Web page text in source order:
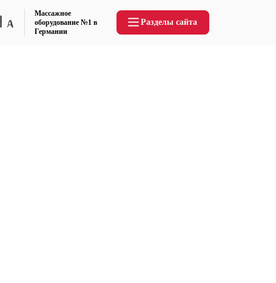
Массажное
оборудование №1 в
Германии
Разделы сайта